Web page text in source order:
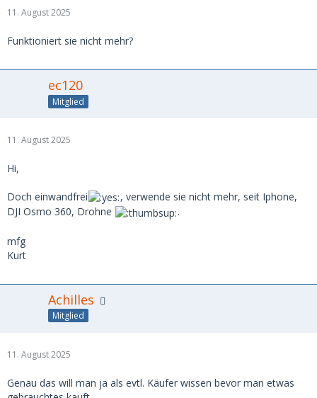
11. August 2025
Funktioniert sie nicht mehr?
ec120
Mitglied
11. August 2025
Hi,
Doch einwandfrei
, verwende sie nicht mehr, seit Iphone,
DJI Osmo 360, Drohne
.
mfg
Kurt
Achilles
Mitglied
11. August 2025
Genau das will man ja als evtl. Käufer wissen bevor man etwas